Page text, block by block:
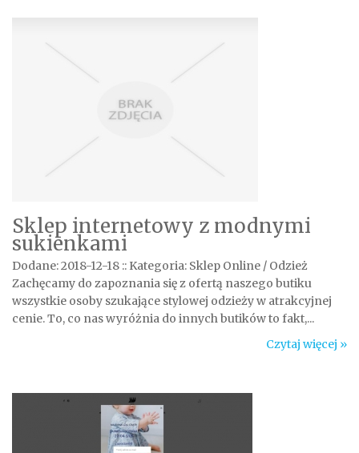
Sklep internetowy z modnymi
sukienkami
Dodane: 2018-12-18 :: Kategoria: Sklep Online / Odzież
Zachęcamy do zapoznania się z ofertą naszego butiku
wszystkie osoby szukające stylowej odzieży w atrakcyjnej
cenie. To, co nas wyróżnia do innych butików to fakt,...
Czytaj więcej »